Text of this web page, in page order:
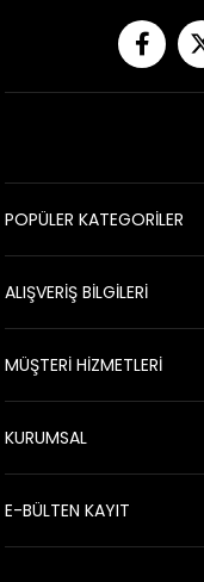
POPÜLER KATEGORİLER
ALIŞVERİŞ BİLGİLERİ
MÜŞTERİ HİZMETLERİ
KURUMSAL
E-BÜLTEN KAYIT